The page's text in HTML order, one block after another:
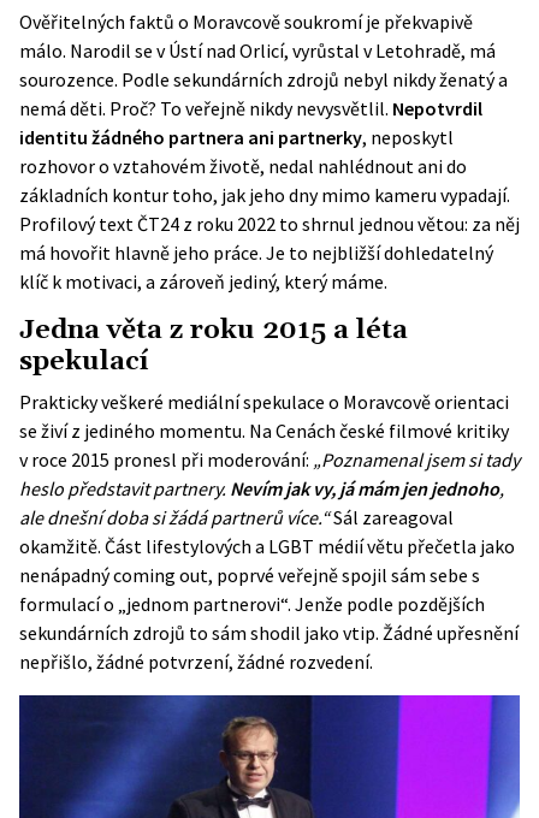
Ověřitelných faktů o Moravcově soukromí je překvapivě
málo. Narodil se v Ústí nad Orlicí, vyrůstal v Letohradě, má
sourozence. Podle sekundárních zdrojů nebyl nikdy ženatý a
nemá děti. Proč? To veřejně nikdy nevysvětlil. Nepotvrdil
identitu žádného partnera ani partnerky, neposkytl
rozhovor o vztahovém životě, nedal nahlédnout ani do
základních kontur toho, jak jeho dny mimo kameru vypadají.
Profilový textČT24 z roku 2022 to shrnul jednou větou: za něj
má hovořit hlavně jeho práce. Je to nejbližší dohledatelný
klíč k motivaci, a zároveň jediný, který máme.
Jedna věta z roku 2015 a léta
spekulací
Prakticky veškeré mediální spekulace o Moravcově orientaci
se živí z jediného momentu. Na Cenách české filmové kritiky
v roce 2015 pronesl při moderování: „Poznamenal jsem si tady
heslo představit partnery. Nevím jak vy, já mám jen jednoho,
ale dnešní doba si žádá partnerů více.“Sál zareagoval
okamžitě. Část lifestylových a LGBT médií větu přečetla jako
nenápadný coming out, poprvé veřejně spojil sám sebe s
formulací o „jednom partnerovi“. Jenže podle pozdějších
sekundárních zdrojů to sám shodil jako vtip. Žádné upřesnění
nepřišlo, žádné potvrzení, žádné rozvedení.